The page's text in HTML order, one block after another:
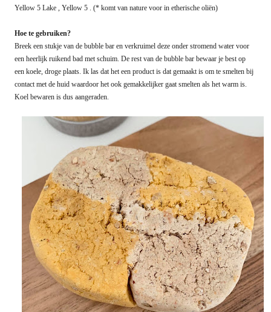
Yellow 5 Lake , Yellow 5 . (* komt van nature voor in etherische oliën)
Hoe te gebruiken?
Breek een stukje van de bubble bar en verkruimel deze onder stromend water voor
een heerlijk ruikend bad met schuim. De rest van de bubble bar bewaar je best op
een koele, droge plaats. Ik las dat het een product is dat gemaakt is om te smelten bij
contact met de huid waardoor het ook gemakkelijker gaat smelten als het warm is.
Koel bewaren is dus aangeraden.